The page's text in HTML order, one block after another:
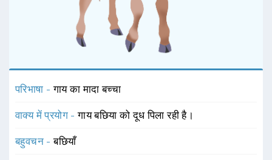
परिभाषा -गाय का मादा बच्चा
वाक्य में प्रयोग -गाय बछिया को दूध पिला रही है।
बहुवचन -बछियाँ